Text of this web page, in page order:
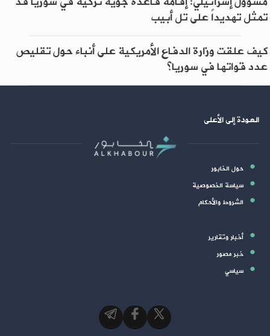
تمثل تهديداً على تل أبيب
كيف علقت وزارة الدفاع الأمريكية على أنباء حول تقليص
عدد قواتها في سوريا؟
العودة إلى الأعلى
حول الخابور
سياسة الخصوصية
الشروط والأحكام
أخبار وتقارير
خبر مصور
سياسي